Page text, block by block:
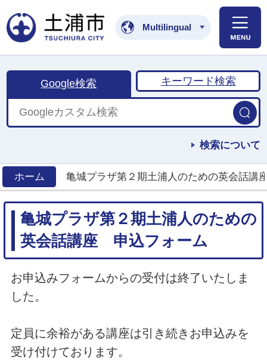
土浦市公式ホームペ
Multilingual
Google検索 キーワード検索
検索について
ホーム
亀城プラザ第２期土浦人のための英会話
亀城プラザ第２期土浦人のための
英会話講座 申込フォーム
お申込みフォームからの受付は終了いたしま
した。
定員に余裕がある講座は引き続きお申込みを
受け付けております。